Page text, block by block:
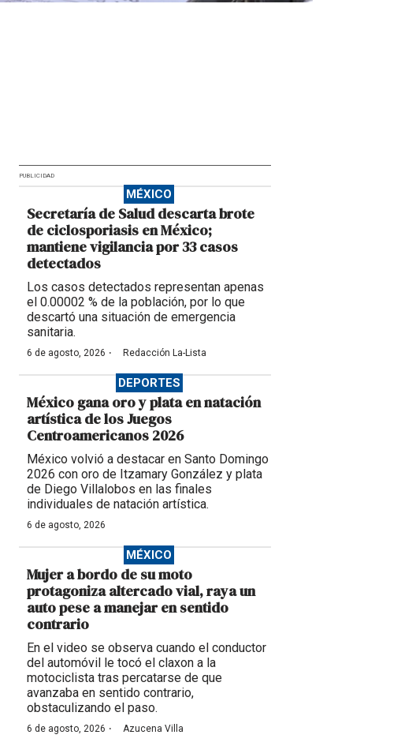
PUBLICIDAD
MÉXICO
Secretaría de Salud descarta brote
de ciclosporiasis en México;
mantiene vigilancia por 33 casos
detectados
Los casos detectados representan apenas
el 0.00002 % de la población, por lo que
descartó una situación de emergencia
sanitaria.
6 de agosto, 2026 · Redacción La-Lista
DEPORTES
México gana oro y plata en natación
artística de los Juegos
Centroamericanos 2026
México volvió a destacar en Santo Domingo
2026 con oro de Itzamary González y plata
de Diego Villalobos en las finales
individuales de natación artística.
6 de agosto, 2026
MÉXICO
Mujer a bordo de su moto
protagoniza altercado vial, raya un
auto pese a manejar en sentido
contrario
En el video se observa cuando el conductor
del automóvil le tocó el claxon a la
motociclista tras percatarse de que
avanzaba en sentido contrario,
obstaculizando el paso.
6 de agosto, 2026 · Azucena Villa